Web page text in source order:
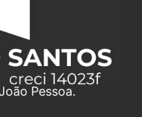
Pessoa.